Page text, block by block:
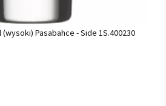
Pasabahce - Side 1S.400230